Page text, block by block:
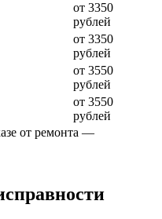
от 3350
рублей
от 3350
рублей
от 3550
рублей
от 3550
рублей
от ремонта —